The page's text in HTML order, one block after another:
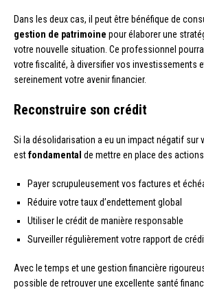
Dans les deux cas, il peut être bénéfique de
gestion de patrimoine pour élaborer une
votre nouvelle situation. Ce professionnel
votre fiscalité, à diversifier vos investissements
sereinement votre avenir financier.
Reconstruire son crédit
Si la désolidarisation a eu un impact négatif sur
estfondamental de mettre en place des
Payer scrupuleusement vos factures et
Réduire votre taux d’endettement global
Utiliser le crédit de manière responsable
Surveiller régulièrement votre rapport de
Avec le temps et une gestion financière
possible de retrouver une excellente santé